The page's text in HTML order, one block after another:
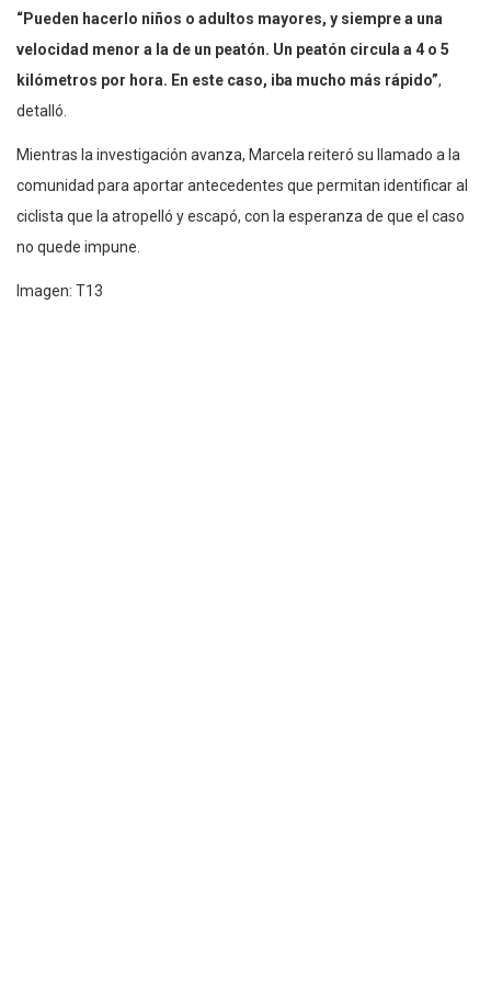
“Pueden hacerlo niños o adultos mayores, y siempre a una
velocidad menor a la de un peatón. Un peatón circula a 4 o 5
kilómetros por hora. En este caso, iba mucho más rápido”,
detalló.
Mientras la investigación avanza, Marcela reiteró su llamado a la
comunidad para aportar antecedentes que permitan identificar al
ciclista que la atropelló y escapó, con la esperanza de que el caso
no quede impune.
Imagen: T13